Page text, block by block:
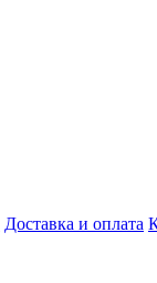
Доставка и оплата